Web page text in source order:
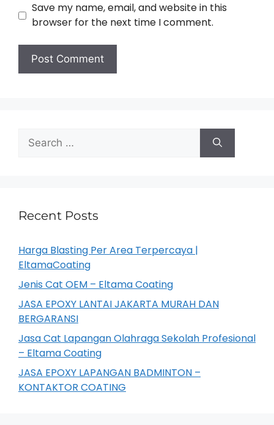
Save my name, email, and website in this
browser for the next time I comment.
Recent Posts
Harga Blasting Per Area Terpercaya |
EltamaCoating
Jenis Cat OEM – Eltama Coating
JASA EPOXY LANTAI JAKARTA MURAH DAN
BERGARANSI
Jasa Cat Lapangan Olahraga Sekolah Profesional
– Eltama Coating
JASA EPOXY LAPANGAN BADMINTON –
KONTAKTOR COATING